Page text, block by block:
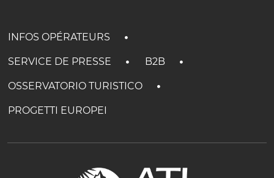
INFOS OPÉRATEURS
SERVICE DE PRESSE B2B
OSSERVATORIO TURISTICO
PROGETTI EUROPEI